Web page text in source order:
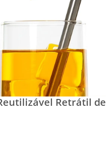
Retrátil de